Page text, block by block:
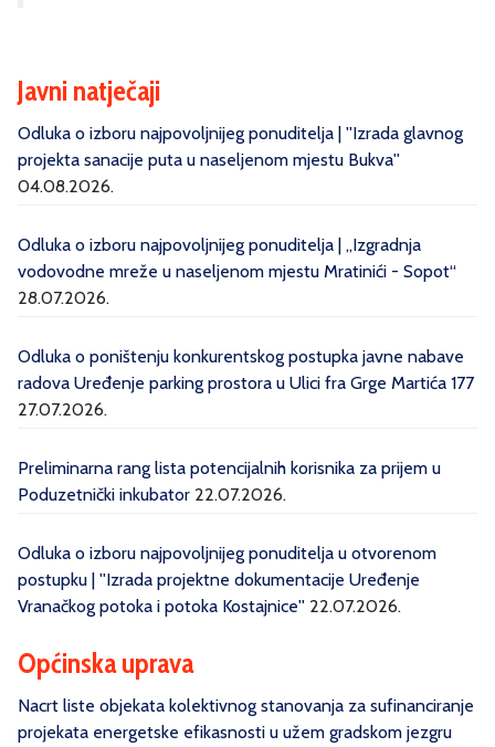
Javni natječaji
Odluka o izboru najpovoljnijeg ponuditelja | ''Izrada glavnog
projekta sanacije puta u naseljenom mjestu Bukva''
04.08.2026.
Odluka o izboru najpovoljnijeg ponuditelja | „Izgradnja
vodovodne mreže u naseljenom mjestu Mratinići - Sopot“
28.07.2026.
Odluka o poništenju konkurentskog postupka javne nabave
radova Uređenje parking prostora u Ulici fra Grge Martića 177
27.07.2026.
Preliminarna rang lista potencijalnih korisnika za prijem u
Poduzetnički inkubator 22.07.2026.
Odluka o izboru najpovoljnijeg ponuditelja u otvorenom
postupku | ''Izrada projektne dokumentacije Uređenje
Vranačkog potoka i potoka Kostajnice'' 22.07.2026.
Općinska uprava
Nacrt liste objekata kolektivnog stanovanja za sufinanciranje
projekata energetske efikasnosti u užem gradskom jezgru